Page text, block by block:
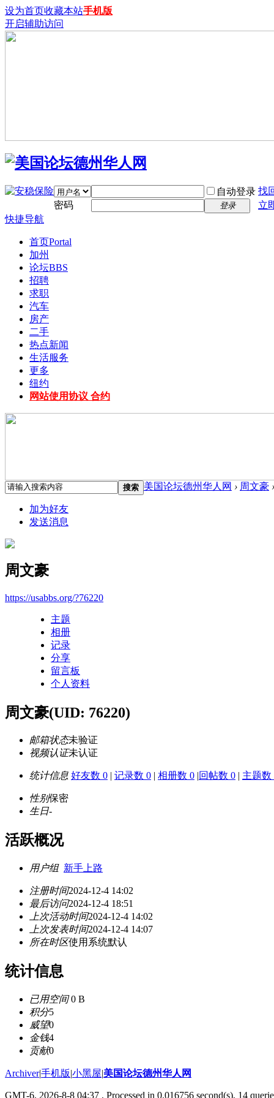
设为首页收藏本站手机版
开启辅助访问
自动登录 找
密码
登录
立
快捷导航
首页Portal
加州
论坛BBS
招聘
求职
汽车
房产
二手
热点新闻
生活服务
更多
纽约
网站使用协议 合约
搜索 美国论坛德州华人网 › 周文豪 ›
加为好友
发送消息
周文豪
https://usabbs.org/?76220
主题
相册
记录
分享
留言板
个人资料
周文豪(UID: 76220)
邮箱状态未验证
视频认证未认证
统计信息 好友数 0 | 记录数 0 | 相册数 0 |回帖数 0 | 主题数
性别保密
生日-
活跃概况
用户组 新手上路
注册时间2024-12-4 14:02
最后访问2024-12-4 18:51
上次活动时间2024-12-4 14:02
上次发表时间2024-12-4 14:07
所在时区使用系统默认
统计信息
已用空间0 B
积分5
威望0
金钱4
贡献0
Archiver|手机版|小黑屋|美国论坛德州华人网
GMT-6, 2026-8-8 04:37 , Processed in 0.016756 second(s), 14